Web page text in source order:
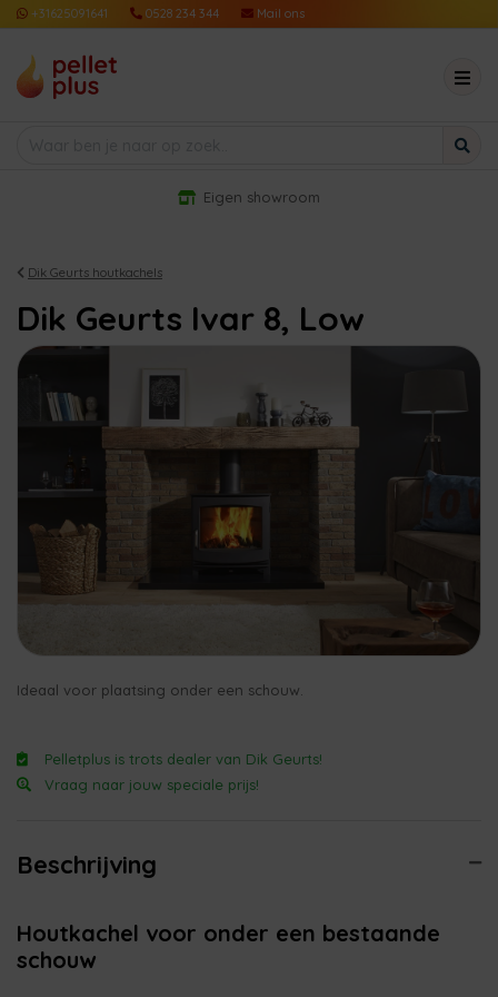
+31625091641 0528 234 344 Mail ons
Eigen showroom
Dik Geurts houtkachels
Dik Geurts Ivar 8, Low
Ideaal voor plaatsing onder een schouw.
Pelletplus is trots dealer van Dik Geurts!
Vraag naar jouw speciale prijs!
Beschrijving
Houtkachel voor onder een bestaande
schouw